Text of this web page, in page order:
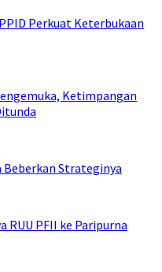
Perkuat Keterbukaan
Ketimpangan
Beberkan Strateginya
RUU PFII ke Paripurna